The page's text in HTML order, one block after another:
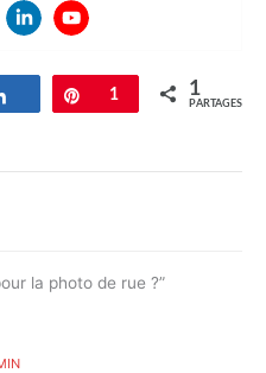
Partagez Épingle
1 1
PARTAGES
la photo de rue ?”